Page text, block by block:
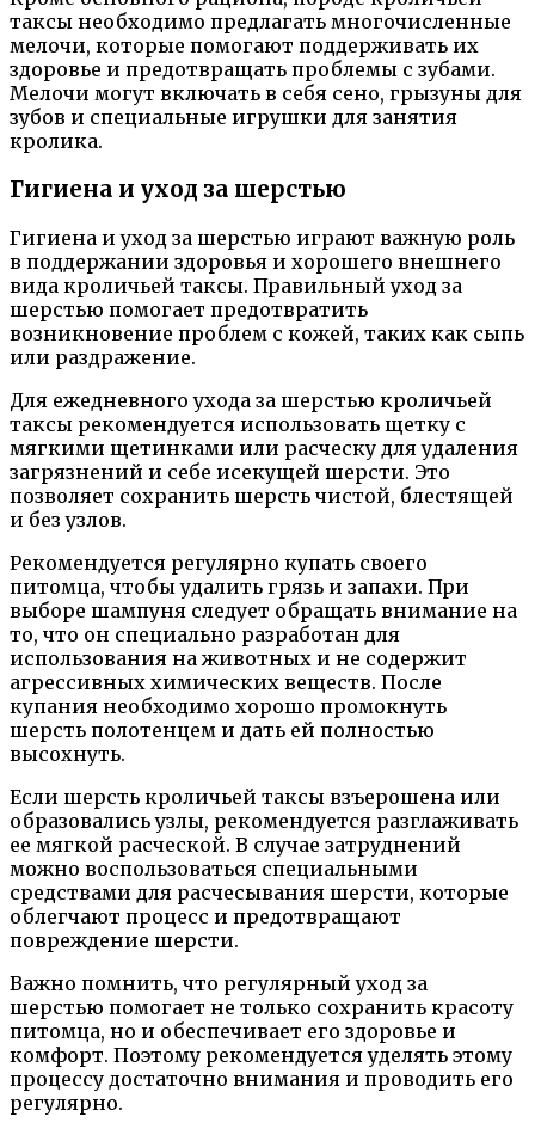
таксы необходимо предлагать многочисленные
мелочи, которые помогают поддерживать их
здоровье и предотвращать проблемы с зубами.
Мелочи могут включать в себя сено, грызуны для
зубов и специальные игрушки для занятия
кролика.
Гигиена и уход за шерстью
Гигиена и уход за шерстью играют важную роль
в поддержании здоровья и хорошего внешнего
вида кроличьей таксы. Правильный уход за
шерстью помогает предотвратить
возникновение проблем с кожей, таких как сыпь
или раздражение.
Для ежедневного ухода за шерстью кроличьей
таксы рекомендуется использовать щетку с
мягкими щетинками или расческу для удаления
загрязнений и себе исекущей шерсти. Это
позволяет сохранить шерсть чистой, блестящей
и без узлов.
Рекомендуется регулярно купать своего
питомца, чтобы удалить грязь и запахи. При
выборе шампуня следует обращать внимание на
то, что он специально разработан для
использования на животных и не содержит
агрессивных химических веществ. После
купания необходимо хорошо промокнуть
шерсть полотенцем и дать ей полностью
высохнуть.
Если шерсть кроличьей таксы взъерошена или
образовались узлы, рекомендуется разглаживать
ее мягкой расческой. В случае затруднений
можно воспользоваться специальными
средствами для расчесывания шерсти, которые
облегчают процесс и предотвращают
повреждение шерсти.
Важно помнить, что регулярный уход за
шерстью помогает не только сохранить красоту
питомца, но и обеспечивает его здоровье и
комфорт. Поэтому рекомендуется уделять этому
процессу достаточно внимания и проводить его
регулярно.